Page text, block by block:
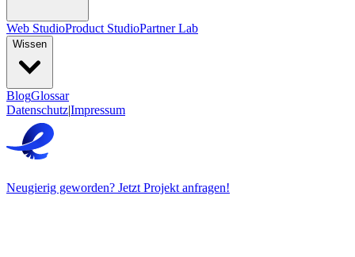
Web StudioProduct StudioPartner Lab
Wissen
BlogGlossar
Datenschutz|Impressum
Neugierig geworden? Jetzt Projekt anfragen!